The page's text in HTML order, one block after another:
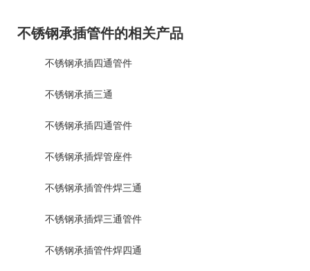
不锈钢承插管件的相关产品
不锈钢承插四通管件
不锈钢承插三通
不锈钢承插四通管件
不锈钢承插焊管座件
不锈钢承插管件焊三通
不锈钢承插焊三通管件
不锈钢承插管件焊四通